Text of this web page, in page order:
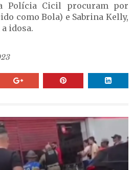
Polícia Cicil procuram por
como Bola) e Sabrina Kelly,
idosa.